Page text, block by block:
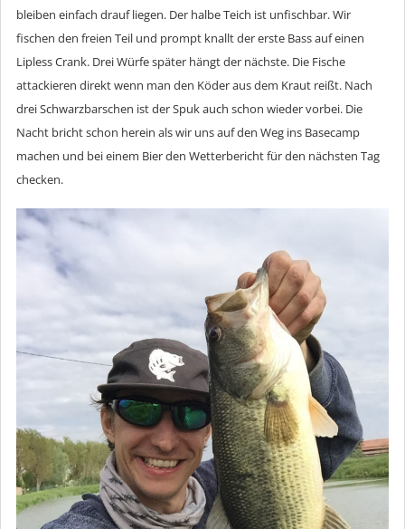
bleiben einfach drauf liegen. Der halbe Teich ist unfischbar. Wir
fischen den freien Teil und prompt knallt der erste Bass auf einen
Lipless Crank. Drei Würfe später hängt der nächste. Die Fische
attackieren direkt wenn man den Köder aus dem Kraut reißt. Nach
drei Schwarzbarschen ist der Spuk auch schon wieder vorbei. Die
Nacht bricht schon herein als wir uns auf den Weg ins Basecamp
machen und bei einem Bier den Wetterbericht für den nächsten Tag
checken.